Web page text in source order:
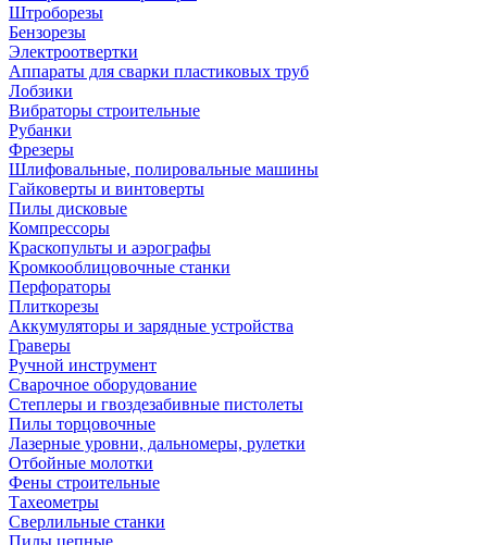
Штроборезы
Бензорезы
Электроотвертки
Аппараты для сварки пластиковых труб
Лобзики
Вибраторы строительные
Рубанки
Фрезеры
Шлифовальные, полировальные машины
Гайковерты и винтоверты
Пилы дисковые
Компрессоры
Краскопульты и аэрографы
Кромкооблицовочные станки
Перфораторы
Плиткорезы
Аккумуляторы и зарядные устройства
Граверы
Ручной инструмент
Сварочное оборудование
Степлеры и гвоздезабивные пистолеты
Пилы торцовочные
Лазерные уровни, дальномеры, рулетки
Отбойные молотки
Фены строительные
Тахеометры
Сверлильные станки
Пилы цепные